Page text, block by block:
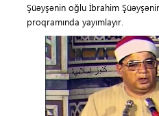
Şüəyşənin oğlu İbrahim
proqramında yayımlayır.